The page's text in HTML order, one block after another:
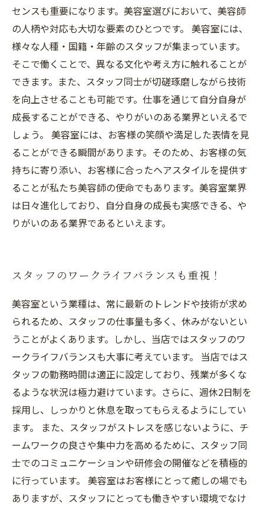
センスも重要になります。美容室選びにおいて、美容師
の人柄や対応も大切な要素のひとつです。 美容室には、
様々な人種・国籍・年齢のスタッフが集まっています。
そこで働くことで、異なる文化や考え方に触れることが
できます。また、スタッフ同士が切磋琢磨しながら技術
を向上させることも可能です。仕事を通じて自分自身が
成長することができる、やりがいのある業界といえるで
しょう。 美容室には、お客様の笑顔や満足した表情を見
ることができる瞬間があります。そのため、お客様の気
持ちに寄り添い、お客様に合ったヘアスタイルを提供す
ることが私たち美容師の使命でもあります。美容室業界
は日々進化しており、自分自身の成長も実感できる、や
りがいのある業界であるといえます。
スタッフのワークライフバランスも重視！
美容室という業種は、常に最新のトレンドや技術が求め
られるため、スタッフの仕事量も多く、休みがないとい
うことがよくあります。しかし、当店ではスタッフのワ
ークライフバランスも大事に考えています。 当店ではス
タッフの勤務時間は適正に設定しており、残業が多くな
るような状況は極力避けています。さらに、週休2日制を
採用し、しっかりと休息を取ってもらえるようにしてい
ます。 また、スタッフがストレスを感じないように、チ
ームワークの良さや集中力を高めるために、スタッフ同
士でのコミュニケーションや研修会の開催などを積極的
に行っています。 美容室はお客様にとって癒しの場でも
ありますが、スタッフにとっても働きやすい環境でなけ